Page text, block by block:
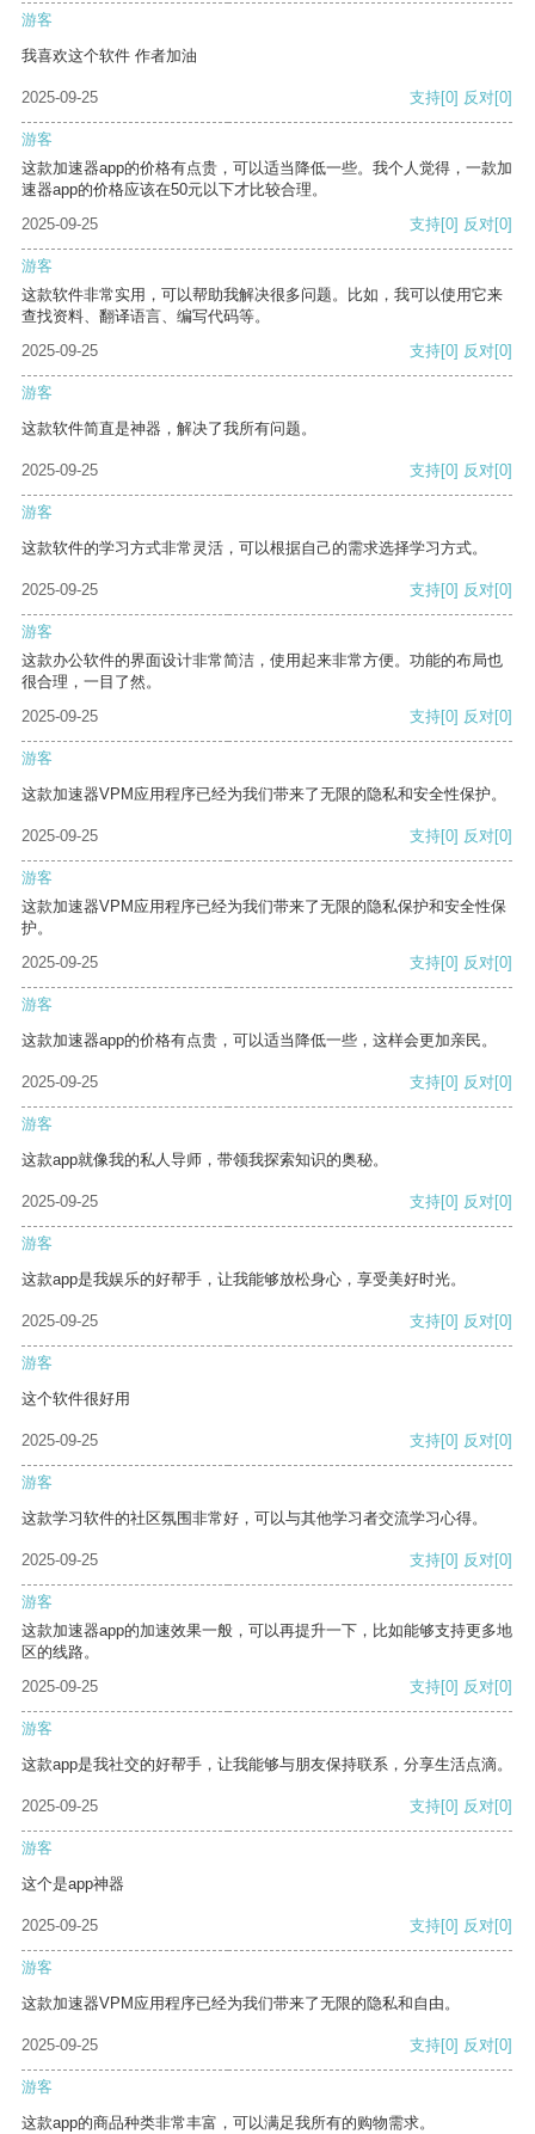
游客
我喜欢这个软件 作者加油
2025-09-25 支持[0] 反对[0]
游客
这款加速器app的价格有点贵，可以适当降低一些。我个人觉得，一款加
速器app的价格应该在50元以下才比较合理。
2025-09-25
支持[0] 反对[0]
游客
这款软件非常实用，可以帮助我解决很多问题。比如，我可以使用它来
查找资料、翻译语言、编写代码等。
2025-09-25
支持[0] 反对[0]
游客
这款软件简直是神器，解决了我所有问题。
2025-09-25 支持[0] 反对[0]
游客
这款软件的学习方式非常灵活，可以根据自己的需求选择学习方式。
2025-09-25 支持[0] 反对[0]
游客
这款办公软件的界面设计非常简洁，使用起来非常方便。功能的布局也
很合理，一目了然。
2025-09-25
支持[0] 反对[0]
游客
这款加速器VPM应用程序已经为我们带来了无限的隐私和安全性保护。
2025-09-25 支持[0] 反对[0]
游客
这款加速器VPM应用程序已经为我们带来了无限的隐私保护和安全性保
护。
2025-09-25
支持[0] 反对[0]
游客
这款加速器app的价格有点贵，可以适当降低一些，这样会更加亲民。
2025-09-25 支持[0] 反对[0]
游客
这款app就像我的私人导师，带领我探索知识的奥秘。
2025-09-25 支持[0] 反对[0]
游客
这款app是我娱乐的好帮手，让我能够放松身心，享受美好时光。
2025-09-25 支持[0] 反对[0]
游客
这个软件很好用
2025-09-25 支持[0] 反对[0]
游客
这款学习软件的社区氛围非常好，可以与其他学习者交流学习心得。
2025-09-25 支持[0] 反对[0]
游客
这款加速器app的加速效果一般，可以再提升一下，比如能够支持更多地
区的线路。
2025-09-25
支持[0] 反对[0]
游客
这款app是我社交的好帮手，让我能够与朋友保持联系，分享生活点滴。
2025-09-25 支持[0] 反对[0]
游客
这个是app神器
2025-09-25 支持[0] 反对[0]
游客
这款加速器VPM应用程序已经为我们带来了无限的隐私和自由。
2025-09-25 支持[0] 反对[0]
游客
这款app的商品种类非常丰富，可以满足我所有的购物需求。